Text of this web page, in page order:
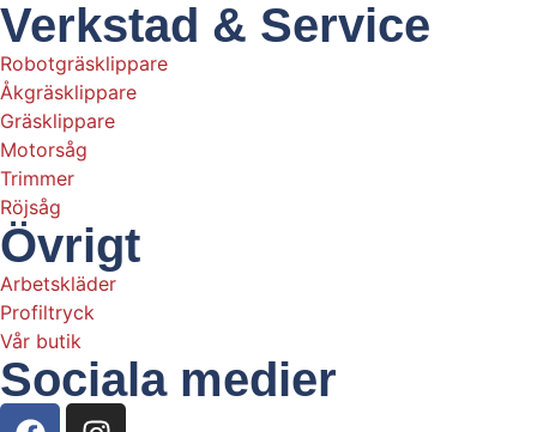
Verkstad & Service
Robotgräsklippare
Åkgräsklippare
Gräsklippare
Motorsåg
Trimmer
Röjsåg
Övrigt
Arbetskläder
Profiltryck
Vår butik
Sociala medier